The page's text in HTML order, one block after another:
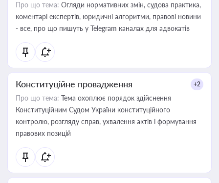
Про що тема: Огляди нормативних змін, судова практика,
коментарі експертів, юридичні алгоритми, правові новини
- все, про що пишуть у Telegram каналах для адвокатів
Конституційне провадження +2
Про що тема: Тема охоплює порядок здійснення
Конституційним Судом України конституційного
контролю, розгляду справ, ухвалення актів і формування
правових позицій